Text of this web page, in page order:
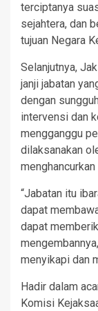
terciptanya
sejahtera, dan
tujuan Negara
Selanjutnya,
janji jabatan
dengan
intervensi dan
mengganggu
dilaksanakan
“Jabatan itu
dapat
dapat
menyikapi dan
Hadir dalam
Komisi